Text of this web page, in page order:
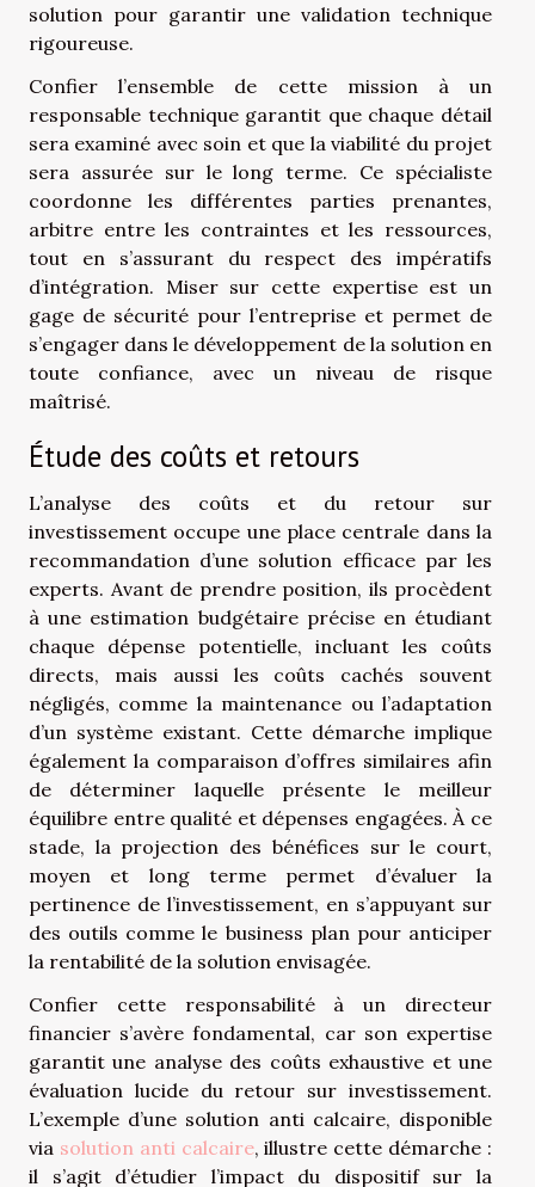
solution pour garantir une validation technique
rigoureuse.
Confier l’ensemble de cette mission à un
responsable technique garantit que chaque détail
sera examiné avec soin et que la viabilité du projet
sera assurée sur le long terme. Ce spécialiste
coordonne les différentes parties prenantes,
arbitre entre les contraintes et les ressources,
tout en s’assurant du respect des impératifs
d’intégration. Miser sur cette expertise est un
gage de sécurité pour l’entreprise et permet de
s’engager dans le développement de la solution en
toute confiance, avec un niveau de risque
maîtrisé.
Étude des coûts et retours
L’analyse des coûts et du retour sur
investissement occupe une place centrale dans la
recommandation d’une solution efficace par les
experts. Avant de prendre position, ils procèdent
à une estimation budgétaire précise en étudiant
chaque dépense potentielle, incluant les coûts
directs, mais aussi les coûts cachés souvent
négligés, comme la maintenance ou l’adaptation
d’un système existant. Cette démarche implique
également la comparaison d’offres similaires afin
de déterminer laquelle présente le meilleur
équilibre entre qualité et dépenses engagées. À ce
stade, la projection des bénéfices sur le court,
moyen et long terme permet d’évaluer la
pertinence de l’investissement, en s’appuyant sur
des outils comme le business plan pour anticiper
la rentabilité de la solution envisagée.
Confier cette responsabilité à un directeur
financier s’avère fondamental, car son expertise
garantit une analyse des coûts exhaustive et une
évaluation lucide du retour sur investissement.
L’exemple d’une solution anti calcaire, disponible
via solution anti calcaire, illustre cette démarche :
il s’agit d’étudier l’impact du dispositif sur la